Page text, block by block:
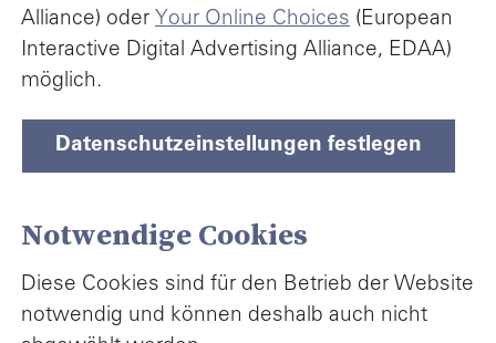
Alliance) oder Your Online Choices (European
Interactive Digital Advertising Alliance, EDAA)
möglich.
Datenschutzeinstellungen festlegen
Notwendige Cookies
Diese Cookies sind für den Betrieb der Website
notwendig und können deshalb auch nicht